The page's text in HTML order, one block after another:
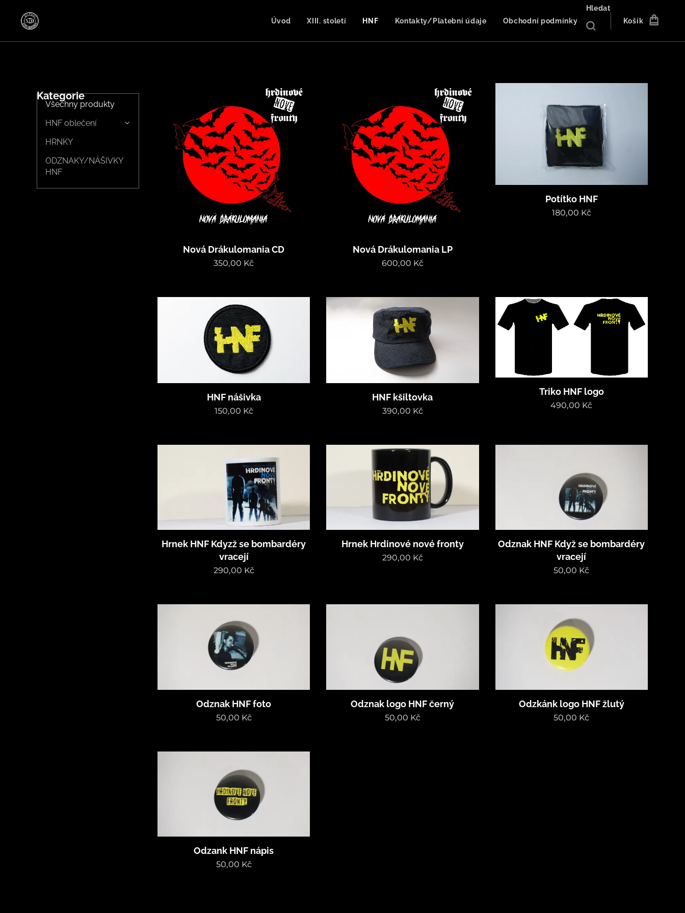
Úvod XIII. století HNF Kontakty/Platební údaje Obchodní podmínky
Hledat
Košík
Kategorie
Všechny produkty
HNF oblečení
HRNKY
ODZNAKY/NÁŠIVKY
HNF
Nová Drákulomania CD
350,00 Kč
Nová Drákulomania LP
600,00 Kč
Potítko HNF
180,00 Kč
HNF nášivka
150,00 Kč
HNF kšiltovka
390,00 Kč
Triko HNF logo
490,00 Kč
Hrnek HNF Kdyzž se bombardéry
vracejí
290,00 Kč
Hrnek Hrdinové nové fronty
290,00 Kč
Odznak HNF Když se bombardéry
vracejí
50,00 Kč
Odznak HNF foto
50,00 Kč
Odznak logo HNF černý
50,00 Kč
Odzkánk logo HNF žlutý
50,00 Kč
Odzank HNF nápis
50,00 Kč